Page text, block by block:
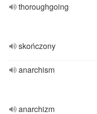
thoroughgoing
skończony
anarchism
anarchizm